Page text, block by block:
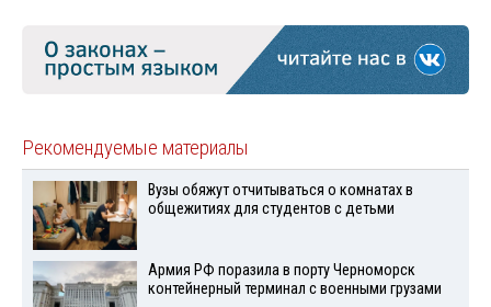
Рекомендуемые материалы
Вузы обяжут отчитываться о комнатах в
общежитиях для студентов с детьми
Армия РФ поразила в порту Черноморск
контейнерный терминал с военными грузами